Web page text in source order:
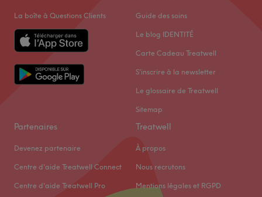
La boîte à Questions Clients Guide des soins
Le blog IDENTITÉ
Carte Cadeau Treatwell
S'inscrire à la newsletter
Le glossaire de Treatwell
Sitemap
Partenaires
Devenez partenaire
Centre d'aide Treatwell Connect
Centre d'aide Treatwell Pro
Treatwell
À propos
Nous recrutons
Mentions légales et RGPD